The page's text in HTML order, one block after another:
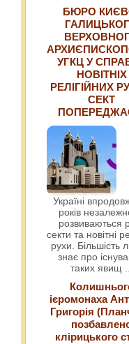
БЮРО
УГКЦ У
НОВІТНІХ
РЕЛІГІЙНИХ
СЕКТ
Україні
років
розвиваються
секти та новітні
рухи. Більшість
знає про
таких явищ
ієромонаха
Григорія
клірицького